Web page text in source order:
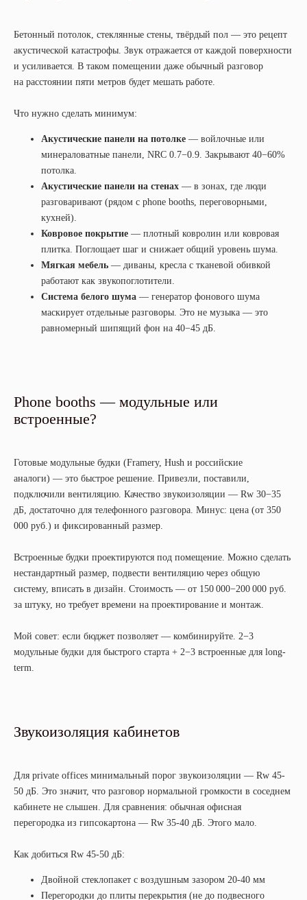
Бетонный потолок, стеклянные стены, твёрдый пол — это рецепт
акустической катастрофы. Звук отражается от каждой поверхности
и усиливается. В таком помещении даже обычный разговор
на расстоянии пяти метров будет мешать работе.
Что нужно сделать минимум:
Акустические панели на потолке — войлочные или
минераловатные панели, NRC 0.7−0.9. Закрывают 40−60%
потолка.
Акустические панели на стенах — в зонах, где люди
разговаривают (рядом с phone booths, переговорными,
кухней).
Ковровое покрытие — плотный ковролин или ковровая
плитка. Поглощает шаг и снижает общий уровень шума.
Мягкая мебель — диваны, кресла с тканевой обивкой
работают как звукопоглотители.
Система белого шума — генератор фонового шума
маскирует отдельные разговоры. Это не музыка — это
равномерный шипящий фон на 40−45 дБ.
Phone booths — модульные или
встроенные?
Готовые модульные будки (Framery, Hush и российские
аналоги) — это быстрое решение. Привезли, поставили,
подключили вентиляцию. Качество звукоизоляции — Rw 30−35
дБ, достаточно для телефонного разговора. Минус: цена (от 350
000 руб.) и фиксированный размер.
Встроенные будки проектируются под помещение. Можно сделать
нестандартный размер, подвести вентиляцию через общую
систему, вписать в дизайн. Стоимость — от 150 000−200 000 руб.
за штуку, но требует времени на проектирование и монтаж.
Мой совет: если бюджет позволяет — комбинируйте. 2−3
модульные будки для быстрого старта + 2−3 встроенные для long-
term.
Звукоизоляция кабинетов
Для private offices минимальный порог звукоизоляции — Rw 45-
50 дБ. Это значит, что разговор нормальной громкости в соседнем
кабинете не слышен. Для сравнения: обычная офисная
перегородка из гипсокартона — Rw 35-40 дБ. Этого мало.
Как добиться Rw 45-50 дБ:
Двойной стеклопакет с воздушным зазором 20-40 мм
Перегородки до плиты перекрытия (не до подвесного